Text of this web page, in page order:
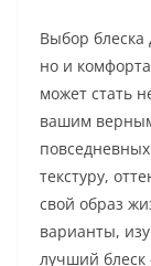
Выбор блеска
но и
может стать
вашим
текстуру,
свой образ
варианты,
лучший блеск